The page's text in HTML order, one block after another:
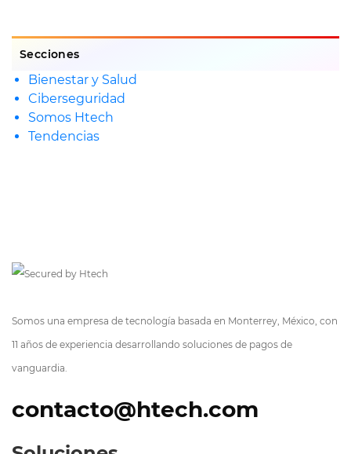
Secciones
Bienestar y Salud
Ciberseguridad
Somos Htech
Tendencias
Somos una empresa de tecnología basada en Monterrey, México, con
11 años de experiencia desarrollando soluciones de pagos de
vanguardia.
contacto@htech.com